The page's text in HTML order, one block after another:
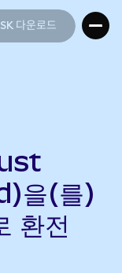
다운로드
을(를)
환전